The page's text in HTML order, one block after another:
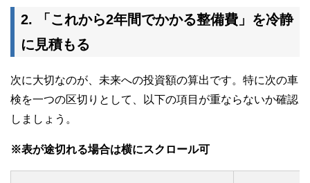
2. 「これから2年間でかかる整備費」を冷静
に見積もる
次に大切なのが、未来への投資額の算出です。特に次の車
検を一つの区切りとして、以下の項目が重ならないか確認
しましょう。
※表が途切れる場合は横にスクロール可